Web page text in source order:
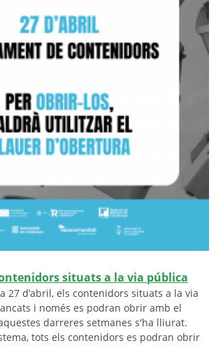
situats a la via pública
27 d’abril, els contenidors situats a la via
i només es podran obrir amb el
darreres setmanes s'ha lliurat.
tots els contenidors es podran obrir